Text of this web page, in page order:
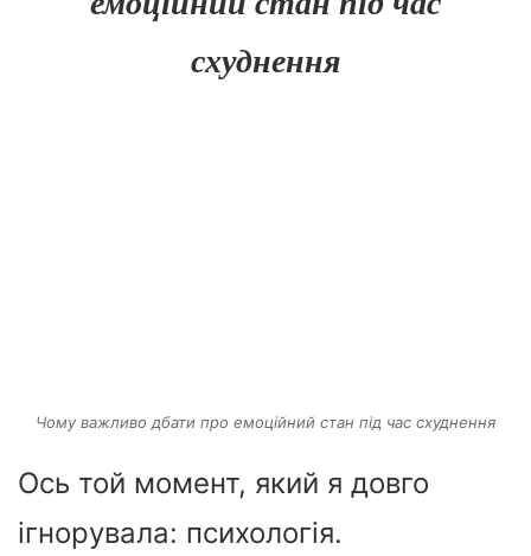
схуднення
Чому важливо дбати про емоційний стан під час схуднення
Ось той момент, який я довго
ігнорувала: психологія.